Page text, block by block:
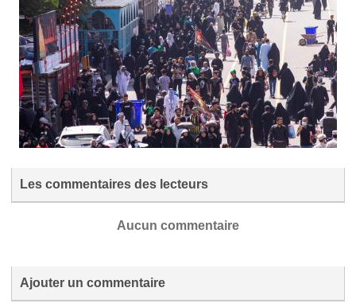
Les commentaires des lecteurs
Aucun commentaire
Ajouter un commentaire